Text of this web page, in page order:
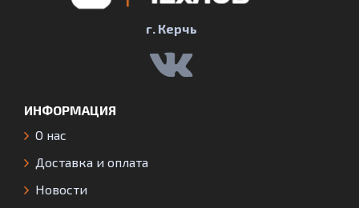
г. Керчь
ИНФОРМАЦИЯ
О нас
Доставка и оплата
Новости